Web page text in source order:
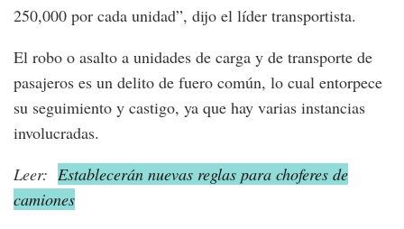
250,000 por cada unidad”, dijo el líder transportista.
El robo o asalto a unidades de carga y de transporte de
pasajeros es un delito de fuero común, lo cual entorpece
su seguimiento y castigo, ya que hay varias instancias
involucradas.
Leer: Establecerán nuevas reglas para choferes de
camiones